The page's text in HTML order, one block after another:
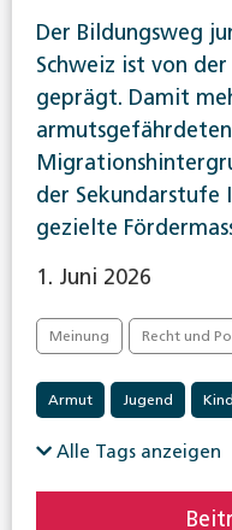
Der Bildungsweg
Schweiz ist von
geprägt. Damit
der Sekundarstufe
gezielte
1. Juni 2026
Meinung Recht und
Armut Jugend
Alle Tags anzeigen